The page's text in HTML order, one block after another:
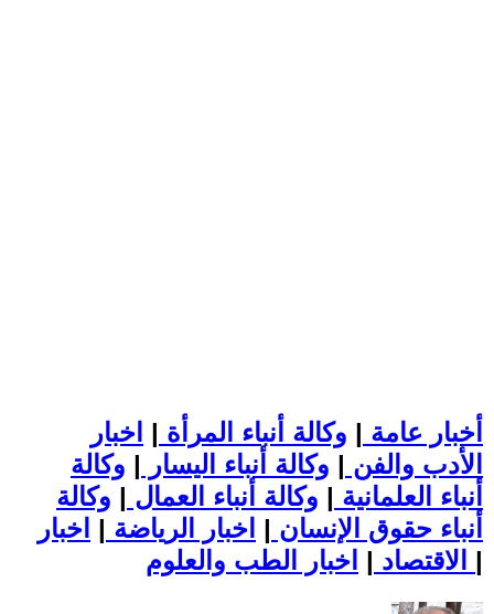
أخبار عامة | وكالة أنباء المرأة | اخبار
الأدب والفن | وكالة أنباء اليسار | وكالة
أنباء العلمانية | وكالة أنباء العمال | وكالة
أنباء حقوق الإنسان | اخبار الرياضة | اخبار
الاقتصاد | |